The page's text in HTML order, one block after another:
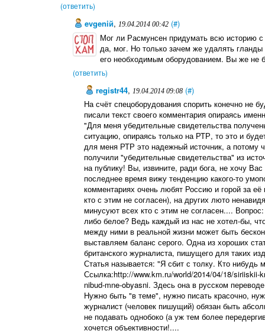
(ответить)
evgeniй, 19.04.2014 00:42 (#)
Мог ли Расмунсен придумать всю историю с
да, мог. Но только зачем же удалять
его необходимым оборудованием. Вы же не
(ответить)
registr44,19.04.2014 09:08 (#)
На счёт спецоборудования спорить конечно не
писали текст своего комментария опираясь
"Для меня убедительные свидетельства
ситуацию, опираясь только на РТР, то это и
для меня РТР это надежный источник, а потому
получили "убедительные свидетельства" из
на публику! Вы, извините, ради бога, не хочу
последнее время вижу тенденцию какого-то
комментариях очень любят Россию и горой за
кто с этим не согласен), на других люто
минусуют всех кто с этим не согласен....
либо белое? Ведь каждый из нас не хотел-бы,
между ними в реальной жизни может быть
выставляем баланс серого. Одна из хороших
британского журналиста, пишущего для таких
Статья называется: "Я сбит с толку. Кто нибудь
Ссылка:http://www.km.ru/world/2014/04/18/
nibud-mne-obyasni. Здесь она в русском
Нужно быть "в теме", нужно писать красочно,
журналист (человек пишущий) обязан быть
не подавать однобоко (а уж тем более
хочется объективности!....